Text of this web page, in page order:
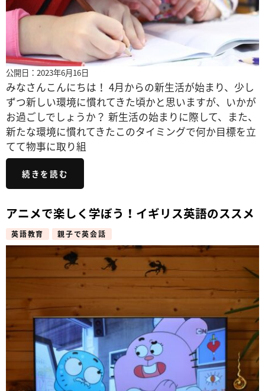
公開日：2023年6月16日
みなさんこんにちは！ 4月からの新生活が始まり、少し
ずつ新しい環境に慣れてきた頃かと思いますが、いかが
お過ごしでしょうか？ 新生活の始まりに際して、また、
新たな環境に慣れてきたこのタイミングで何か目標を立
てて物事に取り組
続きを読む
アニメで楽しく学ぼう！イギリス英語のススメ
英語教育 親子で英会話